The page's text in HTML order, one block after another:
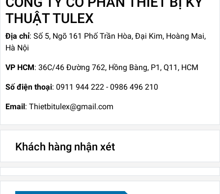
THUẬT TULEX
Địa chỉ: Số 5, Ngõ 161 Phố Trần Hòa, Đại Kim, Hoàng Mai,
Hà Nội
VP HCM: 36C/46 Đường 762, Hồng Bàng, P1, Q11, HCM
Số điện thoại: 0911 944 222 - 0986 496 210
Email: Thietbitulex@gmail.com
Khách hàng nhận xét